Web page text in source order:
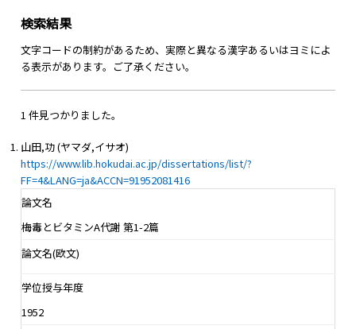
検索結果
文字コードの制約があるため、実際と異なる漢字あるいはヨミによ
る表示があります。ご了承ください。
1 件見つかりました。
山田,功 (ヤマダ,イサオ)
https://www.lib.hokudai.ac.jp/dissertations/list/?
FF=4&LANG=ja&ACCN=91952081416
論文名
梅毒とビタミンA代謝 第1-2篇
論文名(欧文)
学位授与年度
1952